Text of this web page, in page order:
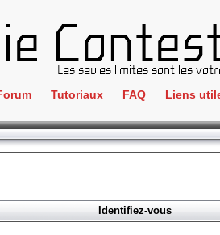
Tutoriaux FAQ Liens
IRC
Identifiez-vous